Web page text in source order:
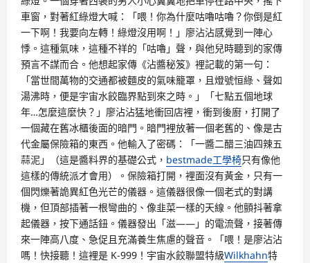
車窗，對著紅綠燈大喊：「喂！你為什麼咕嚕咕嚕？你倒是紅
一下啊！我要向左轉！綠燈沒用啊！」廖沾沾感覺到一陣心
悸。這種氣味，這種不祥的「咕嚕」聲，與他兒時聽到的家傳
預言不謀而合。他想起家傳《沾醬秘笈》裡記載的第一句：
「當世間萬物的交通都被麵皮的氣味籠罩，且燈號恒綠、聲如
湯沸時，便是宇宙水餃臨界點到來之時。」「七點五個地球
年…怎麼這麼快？」廖沾沾猛地衝回店裡，衝到後廚，打開了
一個藏在舊冰櫃後面的暗門。暗門裡放著一個老舊的、像是古
代金屬保險箱的東西。他輸入了密碼：「一醬二醋三油四辣五
蒜泥」（這是醬料界的基礎公式， bestmade工學椅只有像他
這樣的傳統派才會用）。保險箱打開，裡面沒有黃金，只有一
個閃爍著詭異紅色光芒的儀器。這儀器很像一個老式的對講
機，但頂部插著一根彎曲的、像韭菜一樣的天線。他顫抖著拿
起儀器，按下通話鈕。儀器發出「滋——」的電流聲，接著傳
來一陣高八度、急促且充滿養生焦慮的聲音。「喂！是廖沾沾
嗎！快接聽！這裡是 K-999！宇宙水餃聯盟特級Wilkhahn特